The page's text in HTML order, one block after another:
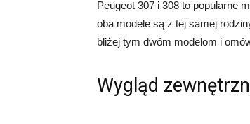
Peugeot 307 i 308 to popularne
oba modele są z tej samej
bliżej tym dwóm modelom i
Wygląd